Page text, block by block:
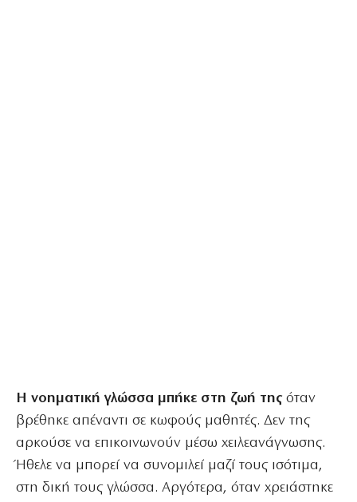
Η νοηματική γλώσσα μπήκε στη ζωή της όταν
βρέθηκε απέναντι σε κωφούς μαθητές. Δεν της
αρκούσε να επικοινωνούν μέσω χειλεανάγνωσης.
Ήθελε να μπορεί να συνομιλεί μαζί τους ισότιμα,
στη δική τους γλώσσα. Αργότερα, όταν χρειάστηκε